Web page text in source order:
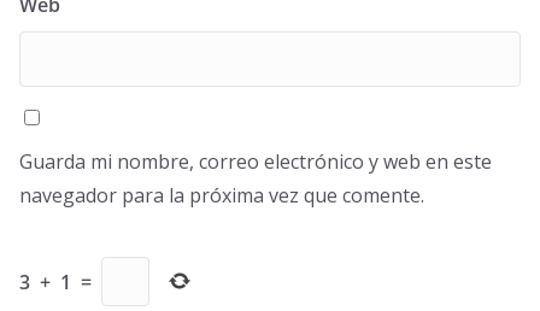
Guarda mi nombre, correo electrónico y web en este
navegador para la próxima vez que comente.
3 + 1 =